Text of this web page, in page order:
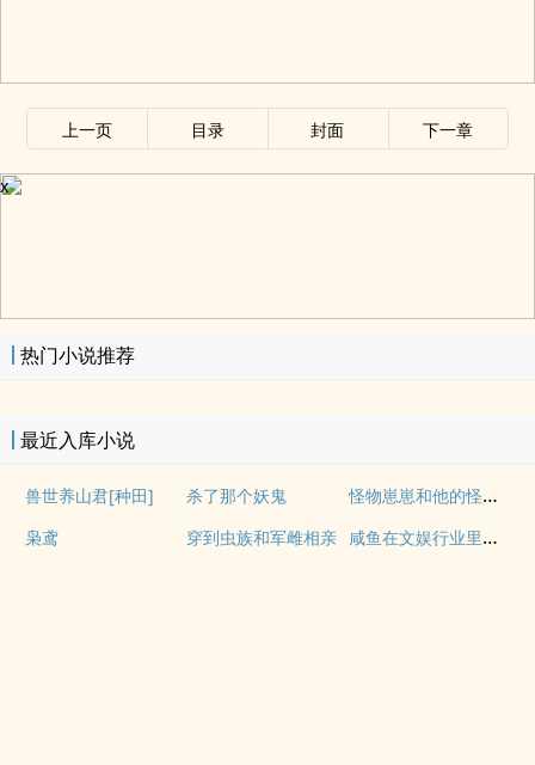
上一页 目录 封面 下一章
x
热门小说推荐
最近入库小说
兽世养山君[种田] 杀了那个妖鬼 怪物崽崽和他的怪物监护人
枭鸢 穿到虫族和军雌相亲 咸鱼在文娱行业里疯狂内卷